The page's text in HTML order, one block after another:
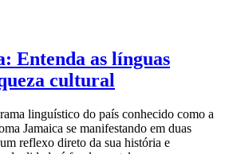
Entenda as línguas
cultural
linguístico do país conhecido como a
Jamaica se manifestando em duas
reflexo direto da sua história e